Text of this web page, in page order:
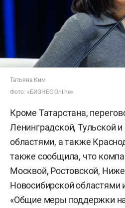
Татьяна Ким
Фото: «БИЗНЕС Online»
Кроме Татарстана,
Ленинградской, Тульской
областями, а также
также сообщила, что
Москвой, Ростовской,
Новосибирской областями
«Общие меры поддержки